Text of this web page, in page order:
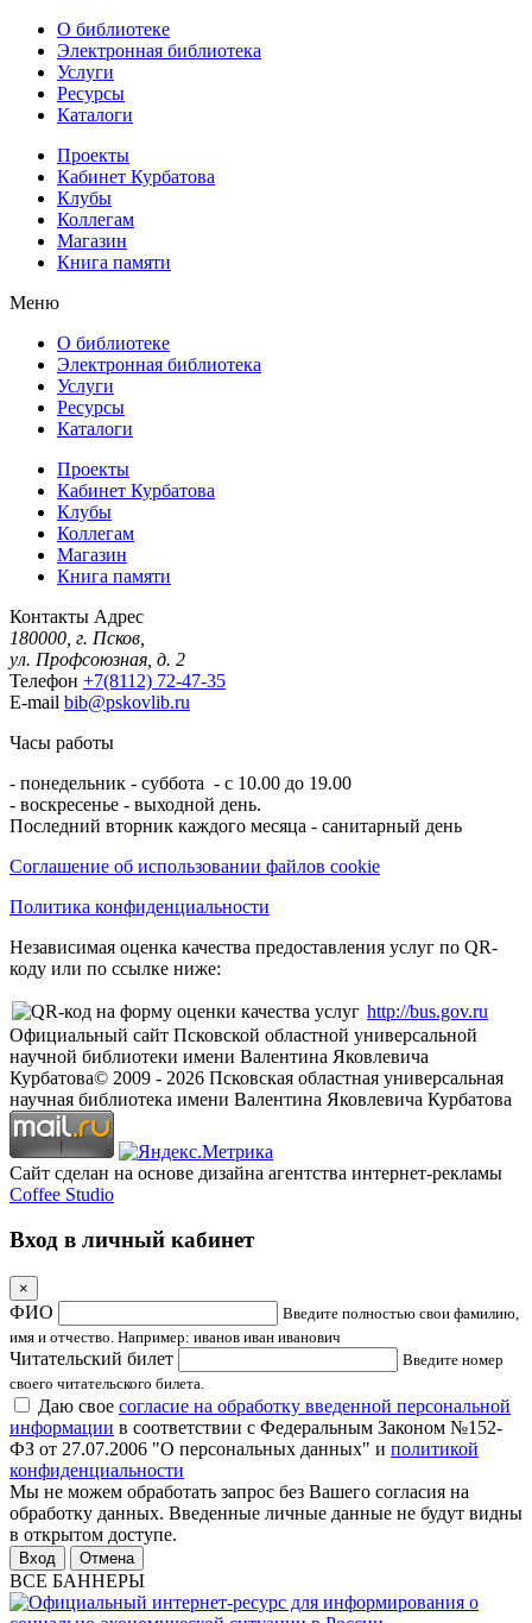
О библиотеке
Электронная библиотека
Услуги
Ресурсы
Каталоги
Проекты
Кабинет Курбатова
Клубы
Коллегам
Магазин
Книга памяти
Меню
О библиотеке
Электронная библиотека
Услуги
Ресурсы
Каталоги
Проекты
Кабинет Курбатова
Клубы
Коллегам
Магазин
Книга памяти
Контакты Адрес
180000, г. Псков,
ул. Профсоюзная, д. 2
Телефон +7(8112) 72-47-35
E-mail bib@pskovlib.ru
Часы работы
- понедельник - суббота - с 10.00 до 19.00
- воскресенье - выходной день.
Последний вторник каждого месяца - санитарный день
Соглашение об использовании файлов cookie
Политика конфиденциальности
Независимая оценка качества предоставления услуг по QR-
коду или по ссылке ниже:
http://bus.gov.ru
Официальный сайт Псковской областной универсальной
научной библиотеки имени Валентина Яковлевича
Курбатова© 2009 - 2026 Псковская областная универсальная
научная библиотека имени Валентина Яковлевича Курбатова
Сайт сделан на основе дизайна агентства интернет-рекламы
Coffee Studio
Вход в личный кабинет
×
ФИО
Введите полностью свои фамилию,
имя и отчество. Например: иванов иван иванович
Читательский билет
Введите номер
своего читательского билета.
Даю свое согласие на обработку введенной персональной
информации в соответствии с Федеральным Законом №152-
ФЗ от 27.07.2006 "О персональных данных" и политикой
конфиденциальности
Мы не можем обработать запрос без Вашего согласия на
обработку данных. Введенные личные данные не будут видны
в открытом доступе.
Отмена
ВСЕ БАННЕРЫ